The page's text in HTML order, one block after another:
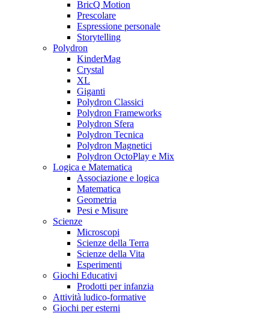
BricQ Motion
Prescolare
Espressione personale
Storytelling
Polydron
KinderMag
Crystal
XL
Giganti
Polydron Classici
Polydron Frameworks
Polydron Sfera
Polydron Tecnica
Polydron Magnetici
Polydron OctoPlay e Mix
Logica e Matematica
Associazione e logica
Matematica
Geometria
Pesi e Misure
Scienze
Microscopi
Scienze della Terra
Scienze della Vita
Esperimenti
Giochi Educativi
Prodotti per infanzia
Attività ludico-formative
Giochi per esterni